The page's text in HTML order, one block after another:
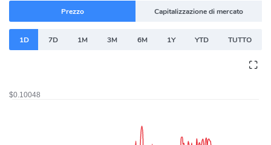
Prezzo Capitalizzazione di mercato
1D 7D 1M 3M 6M 1Y YTD TUTTO